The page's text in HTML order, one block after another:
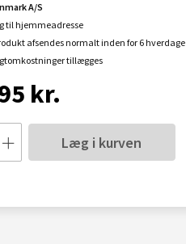
A/S
til hjemmeadresse
afsendes normalt inden for 6 hverdage
tillægges
kr.
Læg i kurven